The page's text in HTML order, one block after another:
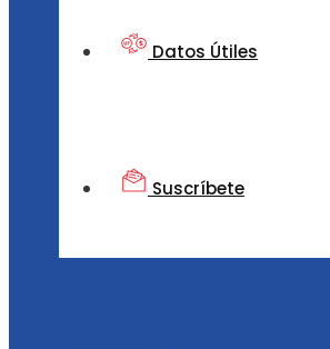
Datos Útiles
Suscríbete